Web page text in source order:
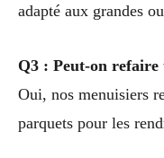
adapté aux grandes
Q3 : Peut-on refaire
Oui, nos menuisiers
parquets pour les